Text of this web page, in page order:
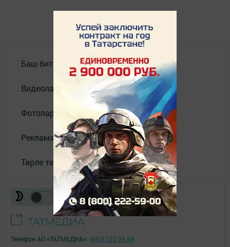
Баш бит
Видеолар
Фотолар галереясы
Реклама
Төрле темалар
Телефон АО «ТАТМЕДИА»: (843) 222 09 84